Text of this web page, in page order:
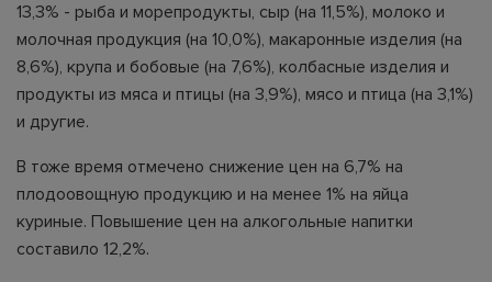
13,3% - рыба и морепродукты, сыр (на 11,5%), молоко и
молочная продукция (на 10,0%), макаронные изделия (на
8,6%), крупа и бобовые (на 7,6%), колбасные изделия и
продукты из мяса и птицы (на 3,9%), мясо и птица (на 3,1%)
и другие.
В тоже время отмечено снижение цен на 6,7% на
плодоовощную продукцию и на менее 1% на яйца
куриные. Повышение цен на алкогольные напитки
составило 12,2%.